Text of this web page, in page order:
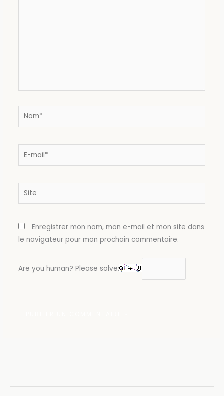
Nom*
E-
Site
Enregistrer mon nom, mon e-mail et mon site dans
le navigateur pour mon prochain commentaire.
Are you human? Please solve: